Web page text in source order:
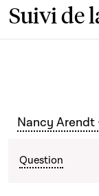
Suivi de
Nancy Arendt
Question